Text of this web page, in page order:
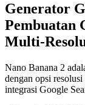
Generator
Pembuatan
Multi-
Nano Banana 2
dengan opsi
integrasi Google